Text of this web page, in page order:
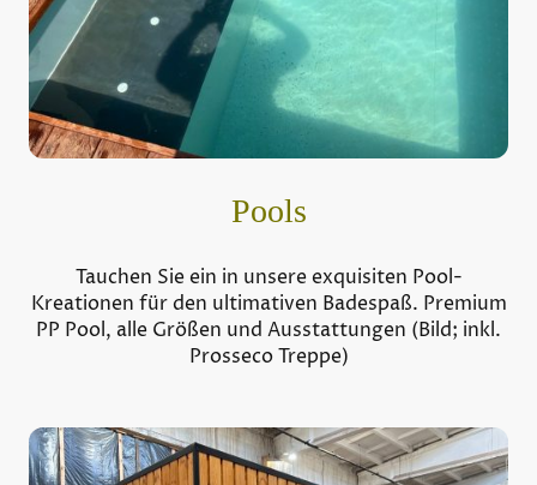
Pools
Tauchen Sie ein in unsere exquisiten Pool-
Kreationen für den ultimativen Badespaß. Premium
PP Pool, alle Größen und Ausstattungen (Bild; inkl.
Prosseco Treppe)